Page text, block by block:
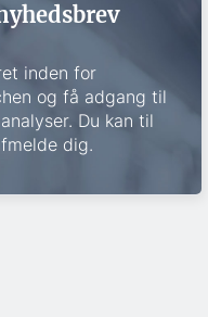
inden for
og få adgang til
Du kan til
dig.